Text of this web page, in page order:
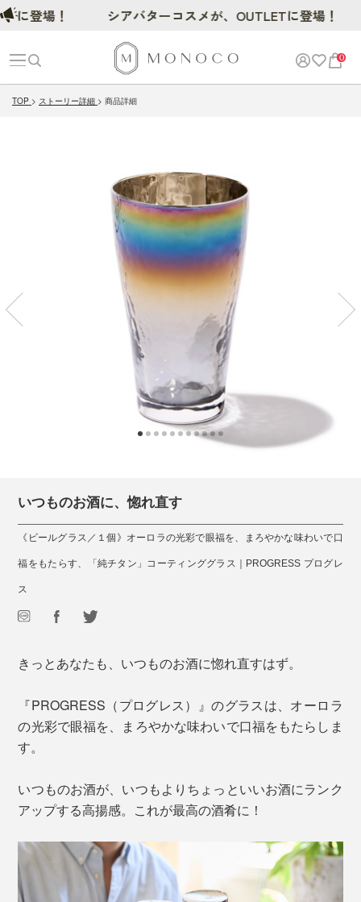
0
TOP ストーリー詳細 商品詳細
いつものお酒に、惚れ直す
《ビールグラス／１個》オーロラの光彩で眼福を、まろやかな味わいで口
福をもたらす、「純チタン」コーティンググラス｜PROGRESS プログレ
ス
きっとあなたも、いつものお酒に惚れ直すはず。
『PROGRESS（プログレス）』のグラスは、オーロラ
の光彩で眼福を、まろやかな味わいで口福をもたらしま
す。
いつものお酒が、いつもよりちょっといいお酒にランク
アップする高揚感。これが最高の酒肴に！
登場！ シアバターコスメが、OUTLETに登場！